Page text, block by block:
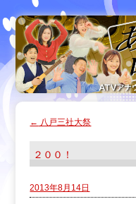
← 八戸三社大祭
２００！
2013年8月14日